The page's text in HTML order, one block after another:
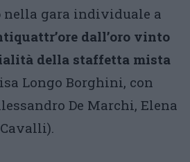
nella gara individuale a
dall’oro vinto
della staffetta mista
Longo Borghini, con
De Marchi, Elena